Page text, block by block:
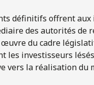
définitifs offrent
des autorités de
du cadre
les investisseurs
vers la réalisation du